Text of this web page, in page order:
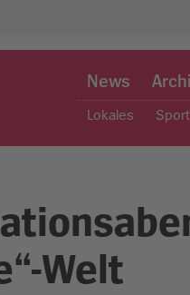
News
Lokales Sport
Welt